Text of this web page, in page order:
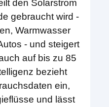
den Solarstrom
gebraucht wird -
Warmwasser
- und steigert
auf bis zu 85
bezieht
ein,
und lässt